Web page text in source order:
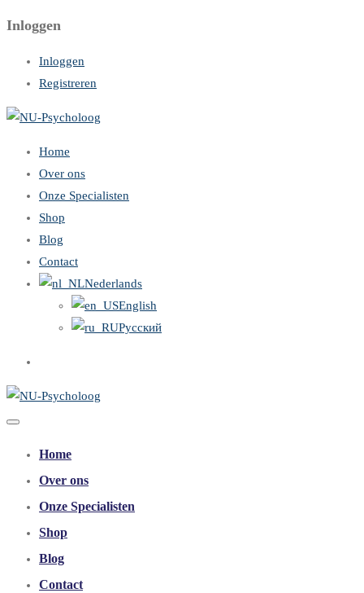
Inloggen
Inloggen
Registreren
Home
Over ons
Onze Specialisten
Shop
Blog
Contact
Nederlands
English
Русский
Home
Over ons
Onze Specialisten
Shop
Blog
Contact